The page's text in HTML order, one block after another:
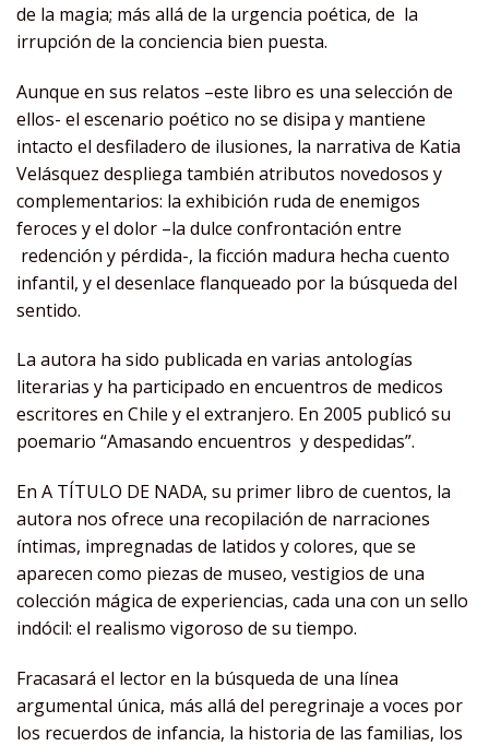
de la magia; más allá de la urgencia poética, de la
irrupción de la conciencia bien puesta.
Aunque en sus relatos –este libro es una selección de
ellos- el escenario poético no se disipa y mantiene
intacto el desfiladero de ilusiones, la narrativa de Katia
Velásquez despliega también atributos novedosos y
complementarios: la exhibición ruda de enemigos
feroces y el dolor –la dulce confrontación entre
redención y pérdida-, la ficción madura hecha cuento
infantil, y el desenlace flanqueado por la búsqueda del
sentido.
La autora ha sido publicada en varias antologías
literarias y ha participado en encuentros de medicos
escritores en Chile y el extranjero. En 2005 publicó su
poemario “Amasando encuentros y despedidas”.
En A TÍTULO DE NADA, su primer libro de cuentos, la
autora nos ofrece una recopilación de narraciones
íntimas, impregnadas de latidos y colores, que se
aparecen como piezas de museo, vestigios de una
colección mágica de experiencias, cada una con un sello
indócil: el realismo vigoroso de su tiempo.
Fracasará el lector en la búsqueda de una línea
argumental única, más allá del peregrinaje a voces por
los recuerdos de infancia, la historia de las familias, los